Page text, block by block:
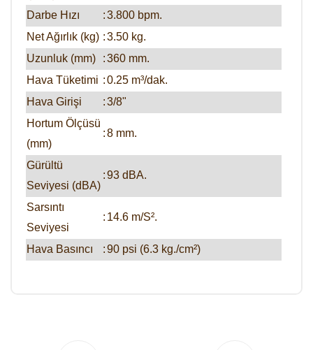
Darbe Hızı
:3.800 bpm.
Net Ağırlık (kg) :3.50 kg.
Uzunluk (mm)
:360 mm.
Hava Tüketimi :0.25 m³/dak.
Hava Girişi
:3/8"
Hortum Ölçüsü
(mm)
:8 mm.
Gürültü
Seviyesi (dBA)
:93 dBA.
Sarsıntı
Seviyesi
: 14.6 m/S².
Hava Basıncı :90 psi (6.3 kg./cm²)